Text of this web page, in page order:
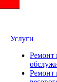
Услуги
Ремонт
Ремонт